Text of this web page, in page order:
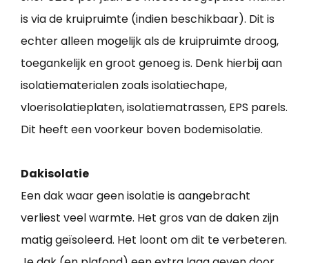
is via de kruipruimte (indien beschikbaar). Dit is
echter alleen mogelijk als de kruipruimte droog,
toegankelijk en groot genoeg is. Denk hierbij aan
isolatiematerialen zoals isolatiechape,
vloerisolatieplaten, isolatiematrassen, EPS parels.
Dit heeft een voorkeur boven bodemisolatie.
Dakisolatie
Een dak waar geen isolatie is aangebracht
verliest veel warmte. Het gros van de daken zijn
matig geïsoleerd. Het loont om dit te verbeteren.